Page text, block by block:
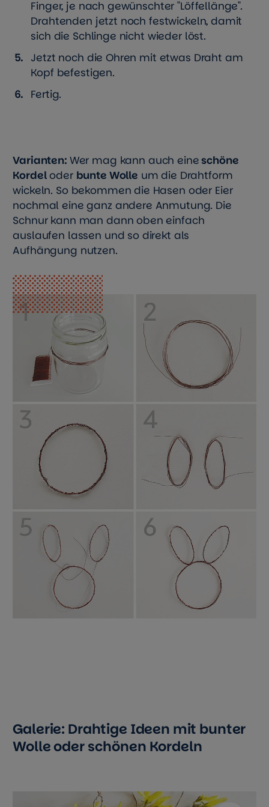
Finger, je nach gewünschter "Löffellänge".
Drahtenden jetzt noch festwickeln, damit
sich die Schlinge nicht wieder löst.
Jetzt noch die Ohren mit etwas Draht am
Kopf befestigen.
Fertig.
Varianten: Wer mag kann auch eineschöne
Kordeloder bunte Wolle um die Drahtform
wickeln. So bekommen die Hasen oder Eier
nochmal eine ganz andere Anmutung. Die
Schnur kann man dann oben einfach
auslaufen lassen und so direkt als
Aufhängung nutzen.
Galerie: Drahtige Ideen mit bunter
Wolle oder schönen Kordeln